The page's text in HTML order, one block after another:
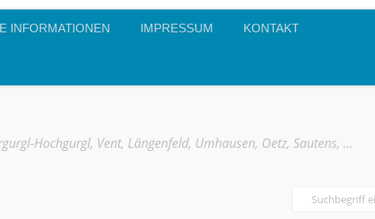
INFORMATIONEN IMPRESSUM KONTAKT
Hochgurgl, Vent, Längenfeld, Umhausen, Oetz, Sautens, …